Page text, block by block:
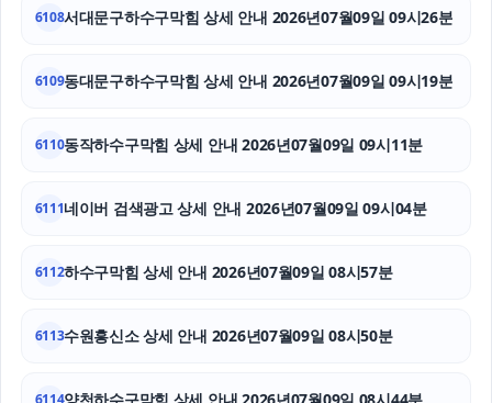
대구이혼전문변호사
청주이혼전문변호사
6108서대문구하수구막힘 상세 안내 2026년07월09일 09시26분
6109동대문구하수구막힘 상세 안내 2026년07월09일 09시19분
6110동작하수구막힘 상세 안내 2026년07월09일 09시11분
6111네이버 검색광고 상세 안내 2026년07월09일 09시04분
6112하수구막힘 상세 안내 2026년07월09일 08시57분
6113수원흥신소 상세 안내 2026년07월09일 08시50분